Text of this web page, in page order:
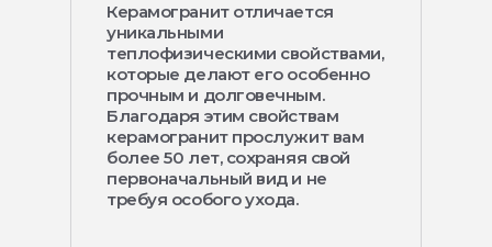
Керамогранит отличается
уникальными
теплофизическими свойствами,
которые делают его особенно
прочным и долговечным.
Благодаря этим свойствам
керамогранит прослужит вам
более 50 лет, сохраняя свой
первоначальный вид и не
требуя особого ухода.